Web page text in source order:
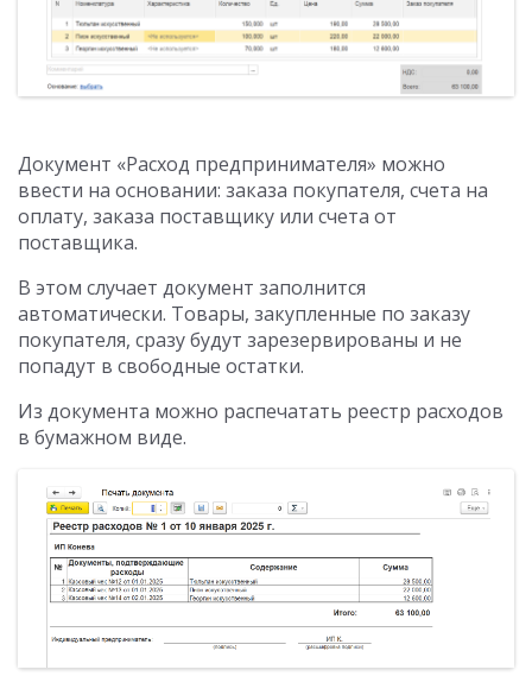
Документ «Расход предпринимателя» можно
ввести на основании: заказа покупателя, счета на
оплату, заказа поставщику или счета от
поставщика.
В этом случает документ заполнится
автоматически. Товары, закупленные по заказу
покупателя, сразу будут зарезервированы и не
попадут в свободные остатки.
Из документа можно распечатать реестр расходов
в бумажном виде.